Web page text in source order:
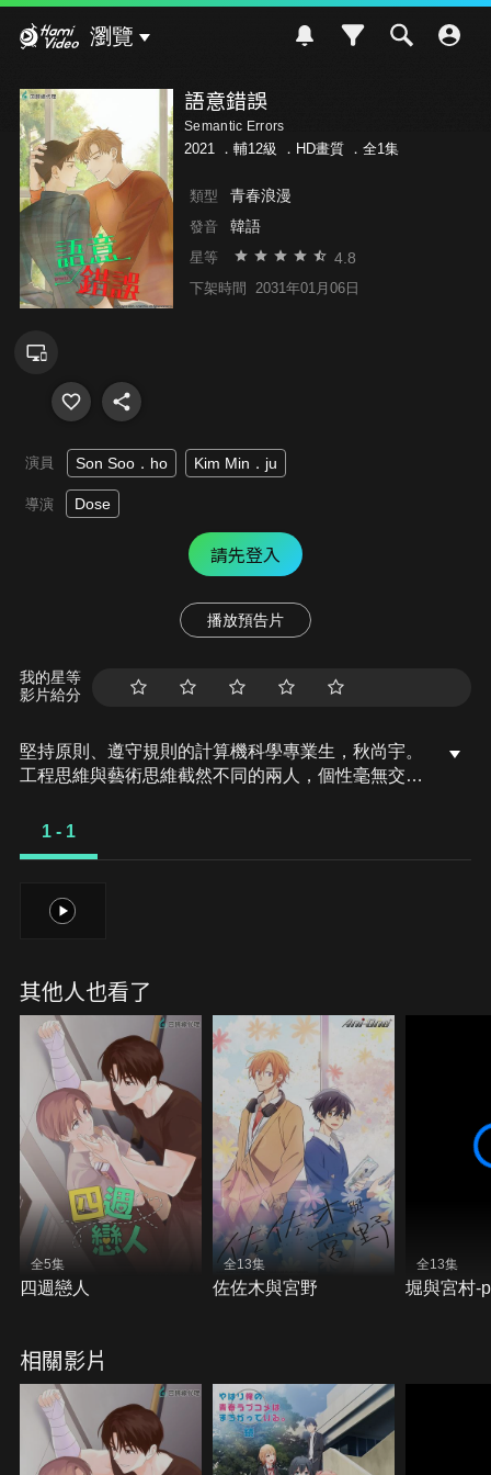
瀏覽
語意錯誤
Semantic Errors
2021 ． 輔12級 ．HD畫質 ．全1集
類型 青春浪漫
發音 韓語
星等 4.8
下架時間 2031年01月06日
演員 Son Soo．ho Kim Min．ju
導演 Dose
請先登入
播放預告片
我的星等
影片給分
堅持原則、遵守規則的計算機科學專業生，秋尚宇。
工程思維與藝術思維截然不同的兩人，個性毫無交
而不知什麼原因，儘管一切不同，他們竟然一起在製
1 - 1
1
其他人也看了
全5集
四週戀人
全13集
佐佐木與宮野
全13集
堀與宮村-
相關影片